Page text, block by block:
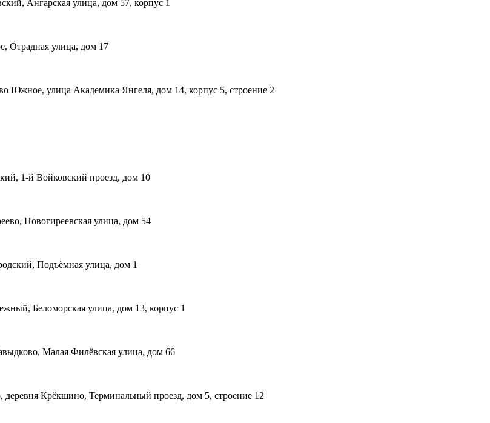
Ангарская улица, дом 57, корпус 1
Отрадная улица, дом 17
Южное, улица Академика Янгеля, дом 14, корпус 5, строение 2
1-й Войковский проезд, дом 10
Новогиреевская улица, дом 54
Подъёмная улица, дом 1
Беломорская улица, дом 13, корпус 1
Малая Филёвская улица, дом 66
Крёкшино, Терминальный проезд, дом 5, строение 12